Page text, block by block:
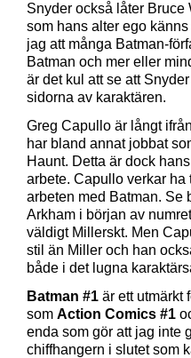
Snyder också låter Bruce
som hans alter ego
jag att många Batman-
Batman och mer eller
är det kul att se att
sidorna av karaktären.
Greg Capullo är långt
har bland annat jobbat
Haunt. Detta är dock
arbete. Capullo verkar
arbeten med Batman. Se
Arkham i början av
väldigt Millerskt. Men
stil än Miller och han
både i det lugna
Batman #1 är ett utmärkt
som Action Comics #1
enda som gör att jag inte
chiffhangern i slutet som